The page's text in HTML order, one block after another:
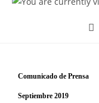
Comunicado de Prensa
Septiembre 2019